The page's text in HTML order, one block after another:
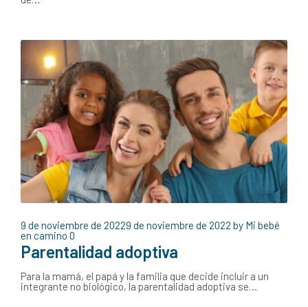
9 de noviembre de 20229 de noviembre de 2022 by Mi bebé
en camino 0
Parentalidad adoptiva
Para la mamá, el papá y la familia que decide incluir a un
integrante no biológico, la parentalidad adoptiva se…